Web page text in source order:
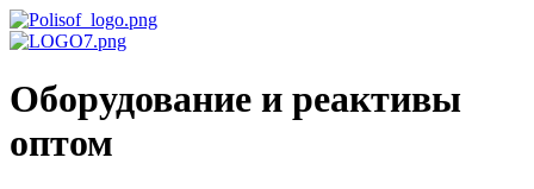
Оборудование и реактивы
оптом